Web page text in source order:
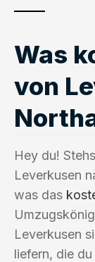
Was
von
Hey du!
Leverkusen
was das
Leverkusen
liefern, die